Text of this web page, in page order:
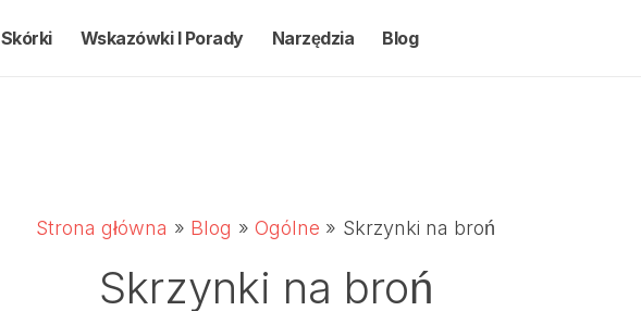
Skórki Wskazówki I Porady Narzędzia Blog
Strona główna Blog Ogólne Skrzynki na broń
Skrzynki na broń